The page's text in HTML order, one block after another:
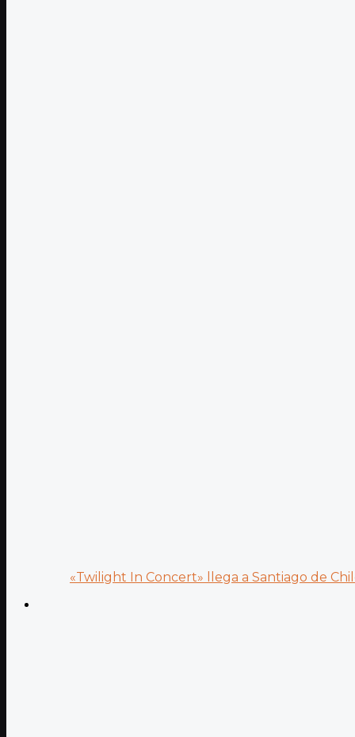
«Twilight In Concert» llega a Santiago de